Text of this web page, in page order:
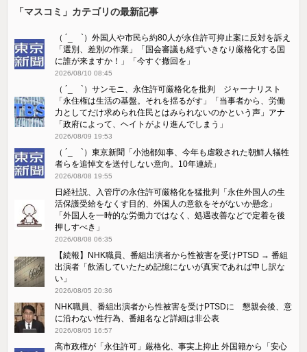
「マスコミ」カテゴリの最新記事
（ ´_ゝ`）外国人や市民ら約80人が永住許可抑止案に反対を訴え
「選別、差別の作業」「国会審議も経ずいきなり厳格化する国
に誰が来ますか！」「今すぐ撤回を」
2026/08/10 08:45
（ ´_ゝ`）サンモニ、永住許可厳格化を批判 ジャーナリスト
「永住権は生活の基盤。それを揺るがす」「当事者から、労働
力としてだけ求められ住民とはみられないのかという声」アナ
「政府によって、ヘイトがより進んでしまう」
2026/08/09 19:53
（ ´_ゝ`）東京新聞「小池都知事、今年も虐殺された朝鮮人犠牲
者らを追悼文を送付しない意向。10年連続」
2026/08/08 19:55
日経社説、入管庁の永住許可厳格化を猛批判「永住外国人の生
活保護受給をなくす目的、外国人の意欲をそがないか懸念」
「外国人を一時的な労働力ではなく、処遇改善などで定着を後
押しすべき」
2026/08/08 06:35
【続報】NHK職員、番組出演者から性被害を受けPTSD → 番組
出演者「飲酒していたため記憶にないが真実であれば申し訳な
い」
2026/08/05 20:36
NHK職員、番組出演者から性被害を受けPTSDに 懇親会後、意
に沿わない性行為、番組名など詳細は非公表
2026/08/05 16:57
高市政権が「永住許可」厳格化、事実上抑止 外国籍から「安心